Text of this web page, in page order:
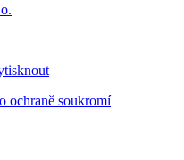
ochraně soukromí